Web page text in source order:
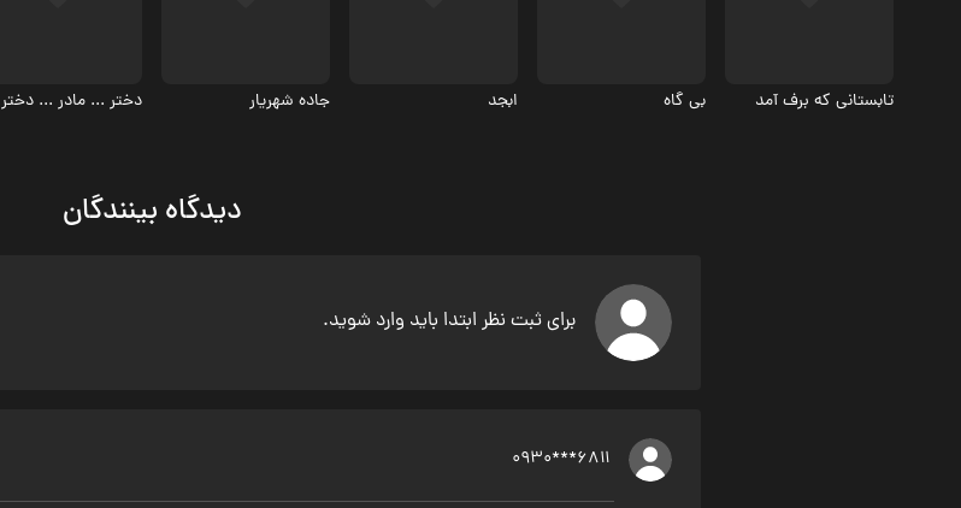
تابستانی که برف آمد بی گاه ابجد جاده شهریار دختر ... مادر ... دختر
دیدگاه بینندگان
برای ثبت نظر ابتدا باید وارد شوید.
0930***6811